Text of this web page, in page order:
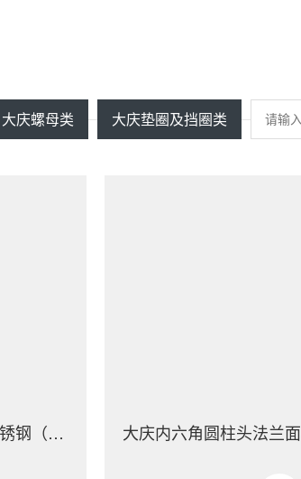
大庆螺母类 大庆垫圈及挡圈类
大庆内六角圆柱头螺栓 DIN912 不锈钢（304/316）碳钢 合金钢